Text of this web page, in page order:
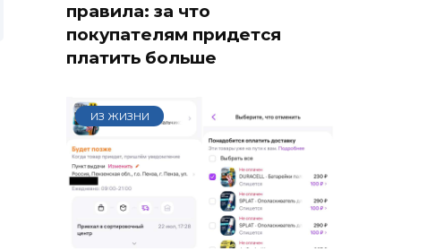
правила: за что
покупателям придется
платить больше
ИЗ ЖИЗНИ